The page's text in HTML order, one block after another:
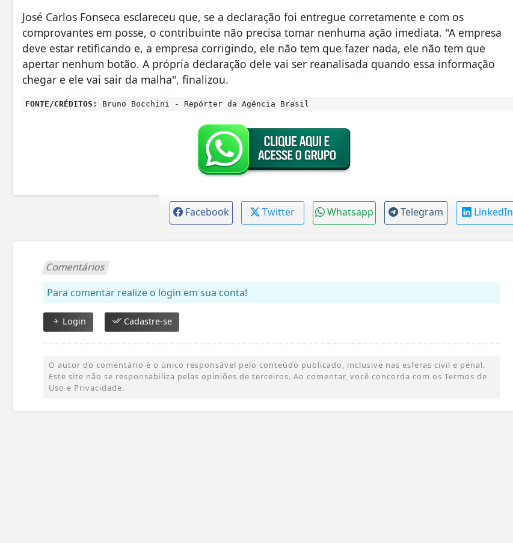
José Carlos Fonseca esclareceu que, se a declaração foi entregue corretamente e com os
comprovantes em posse, o contribuinte não precisa tomar nenhuma ação imediata. "A empresa
deve estar retificando e, a empresa corrigindo, ele não tem que fazer nada, ele não tem que
apertar nenhum botão. A própria declaração dele vai ser reanalisada quando essa informação
chegar e ele vai sair da malha", finalizou.
FONTE/CRÉDITOS: Bruno Bocchini - Repórter da Agência Brasil
Facebook Twitter Whatsapp Telegram LinkedIn
Comentários
Para comentar realize o login em sua conta!
Login Cadastre-se
O autor do comentário é o único responsável pelo conteúdo publicado, inclusive nas esferas civil e penal.
Este site não se responsabiliza pelas opiniões de terceiros. Ao comentar, você concorda com os Termos de
Uso e Privacidade.